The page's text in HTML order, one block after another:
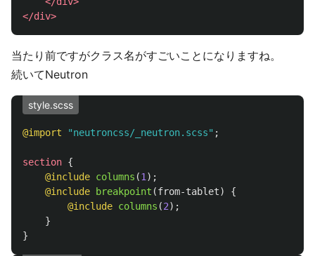
</div>
当たり前ですがクラス名がすごいことになりますね。
続いてNeutron
style.scss
@import "neutroncss/_neutron.scss" ;
section {
@include columns (1 );
@include
breakpoint (from-tablet)
{
@include columns (2);
}
}